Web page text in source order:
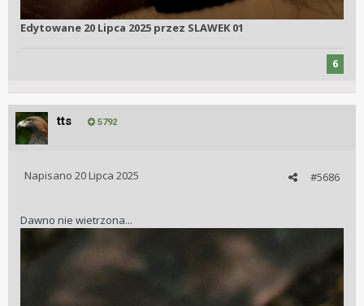
Edytowane 20 Lipca 2025 przez SLAWEK 01
6
tts 5792
#5686
Napisano 20 Lipca 2025
Dawno nie wietrzona...